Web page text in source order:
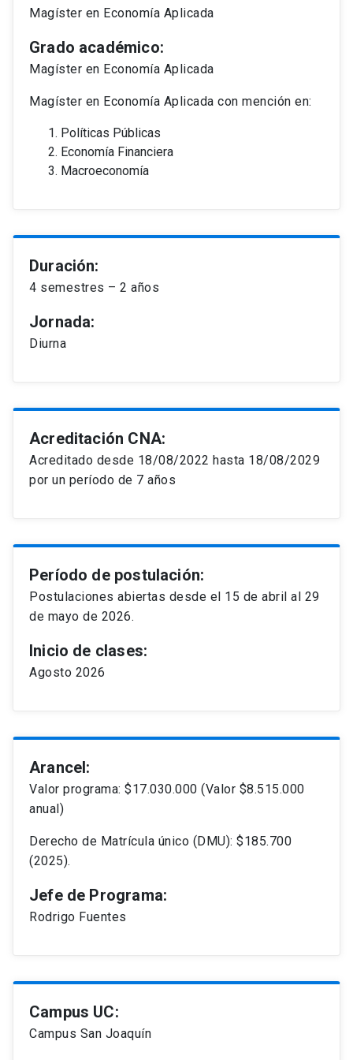
Magíster en Economía Aplicada
Grado académico:
Magíster en Economía Aplicada
Magíster en Economía Aplicada con mención en:
Políticas Públicas
Economía Financiera
Macroeconomía
Duración:
4 semestres – 2 años
Jornada:
Diurna
Acreditación CNA:
Acreditado desde 18/08/2022 hasta 18/08/2029
por un período de 7 años
Período de postulación:
Postulaciones abiertas desde el 15 de abril al 29
de mayo de 2026.
Inicio de clases:
Agosto 2026
Arancel:
Valor programa: $17.030.000 (Valor $8.515.000
anual)
Derecho de Matrícula único (DMU): $185.700
(2025).
Jefe de Programa:
Rodrigo Fuentes
Campus UC:
Campus San Joaquín